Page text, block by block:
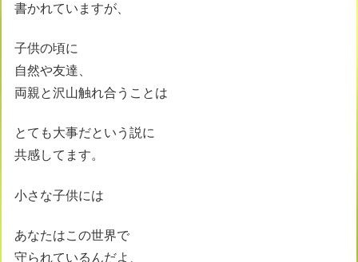
書かれていますが、
子供の頃に
自然や友達、
両親と沢山触れ合うことは
とても大事だという説に
共感してます。
小さな子供には
あなたはこの世界で
守られているんだよ、